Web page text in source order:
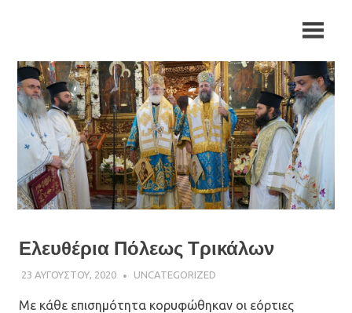
Μητρόπολη
Αρκαλοχωρίου,
Καστελλίου
και
Βιάννου
Καστελλίου
και
Βιάννου
Ελευθέρια Πόλεως Τρικάλων
23 ΑΥΓΟΎΣΤΟΥ, 2020 ΠΑΤΉΡ ΜΙΧΑΉΛ ΠΑΠΑΪΩΆΝΝΟΥ
UNCATEGORIZED
Με κάθε επισημότητα κορυφώθηκαν οι εόρτιες